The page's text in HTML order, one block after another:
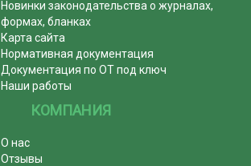
Новинки законодательства о журналах,
формах, бланках
Карта сайта
Нормативная документация
Документация по ОТ под ключ
Наши работы
КОМПАНИЯ
О нас
Отзывы